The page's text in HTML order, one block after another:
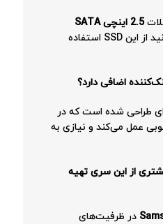
2.5 اینچیSATA
پشتیبانی می‌کند، می‌توانید از این SSD استفاده
اضافی دارد؟
طراحی شده است که در
عمل می‌کند و نیازی به
از این سری تهیه
در ظرفیت‌های